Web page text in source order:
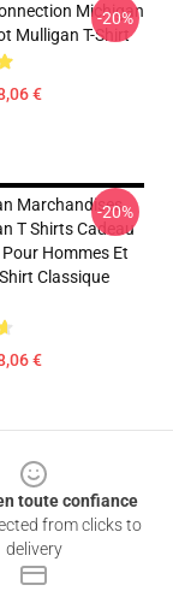
Michigan
Mulligan T-Shirt
€
-20%
Marchandises
T Shirts Cadeau
Hommes Et
Classique
€
-20%
toute confiance
from clicks to
delivery